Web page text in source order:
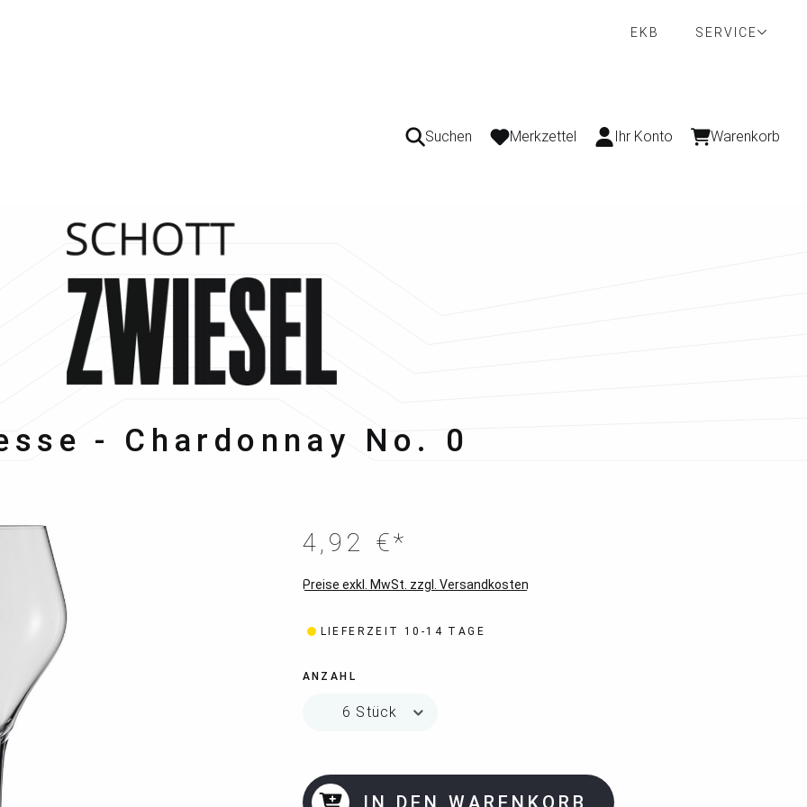
EKB
SERVICE
Suchen Merkzettel Ihr Konto Warenkorb
Zwiesel
- Chardonnay No. 0
4,92 €*
Preise exkl. MwSt. zzgl. Versandkosten
LIEFERZEIT 10-14 TAGE
ANZAHL
IN DEN WARENKORB